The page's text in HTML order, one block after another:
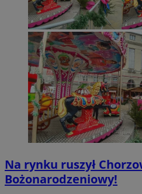
Na rynku ruszył
Bożonarodzeniowy!